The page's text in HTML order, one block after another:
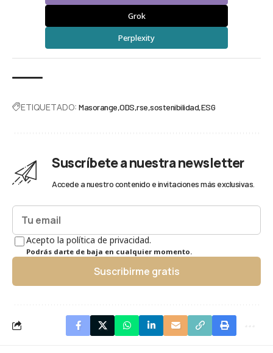
Grok
Perplexity
ETIQUETADO: Masorange ODS rse sostenibilidad ESG
Suscríbete a nuestra newsletter
Accede a nuestro contenido e invitaciones más exclusivas.
Acepto la política de privacidad.
Podrás darte de baja en cualquier momento.
Suscribirme gratis